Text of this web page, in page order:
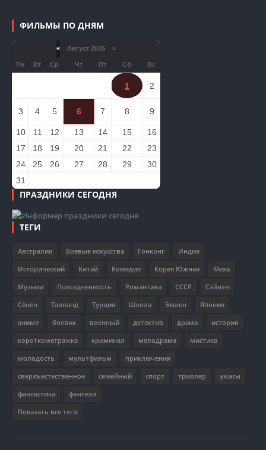
ФИЛЬМЫ ПО ДНЯМ
« Август 2026 »
Пн Вт Ср Чт Пт Сб Вс
1 2
3 4 5 6 7 8 9
10 11 12 13 14 15
16
17
18 19 20 21 22
23
24
25 26 27 28 29
30
31
ПРАЗДНИКИ СЕГОДНЯ
ТЕГИ
Австралия Боевые искусства Гонконг
Индия
Исторический
Китай Комедия Корея Южная
Меха
Музыка
Повседневность Романтика СССР
Сэйнэн
Сёнен
Таиланд Турция Школа Экшен
Япония
аниме
боевик военный детектив драма
история
короткометражка
криминал мелодрама
мистика
молодость
мультфильм
приключения
сверхъестественное
семейный спорт триллер
ужасы
фантастика
фэнтези
Показать все теги